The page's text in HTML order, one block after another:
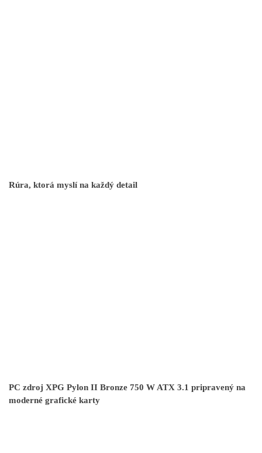
Rúra, ktorá myslí na každý detail
PC zdroj XPG Pylon II Bronze 750 W ATX 3.1 pripravený na
moderné grafické karty